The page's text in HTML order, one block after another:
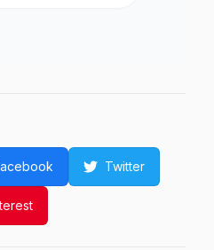
Twitter